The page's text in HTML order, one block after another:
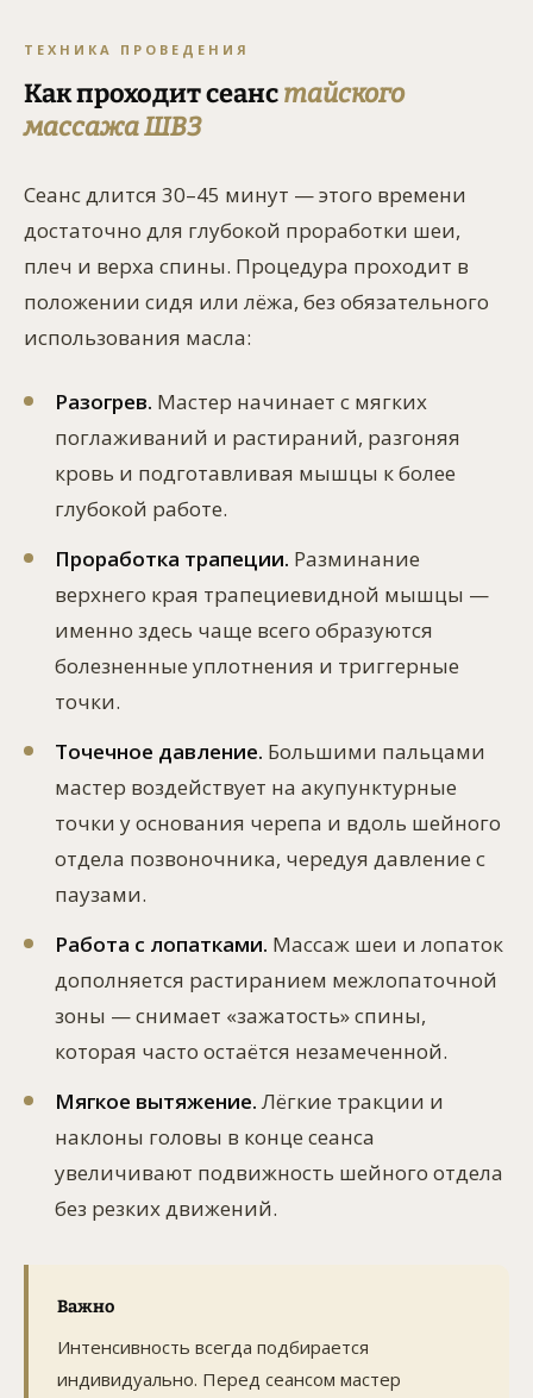
ТЕХНИКА ПРОВЕДЕНИЯ
Как проходит сеанстайского
массажа ШВЗ
Сеанс длится 30–45 минут — этого времени
достаточно для глубокой проработки шеи,
плеч и верха спины. Процедура проходит в
положении сидя или лёжа, без обязательного
использования масла:
Разогрев. Мастер начинает с мягких
поглаживаний и растираний, разгоняя
кровь и подготавливая мышцы к более
глубокой работе.
Проработка трапеции. Разминание
верхнего края трапециевидной мышцы —
именно здесь чаще всего образуются
болезненные уплотнения и триггерные
точки.
Точечное давление. Большими пальцами
мастер воздействует на акупунктурные
точки у основания черепа и вдоль шейного
отдела позвоночника, чередуя давление с
паузами.
Работа с лопатками. Массаж шеи и лопаток
дополняется растиранием межлопаточной
зоны — снимает «зажатость» спины,
которая часто остаётся незамеченной.
Мягкое вытяжение.Лёгкие тракции и
наклоны головы в конце сеанса
увеличивают подвижность шейного отдела
без резких движений.
Важно
Интенсивность всегда подбирается
индивидуально. Перед сеансом мастер